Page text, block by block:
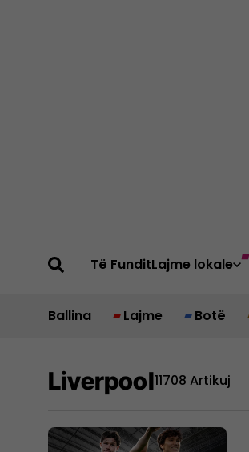
Të FunditLajme lokale
Ballina Lajme Botë
Liverpool11708 Artikuj